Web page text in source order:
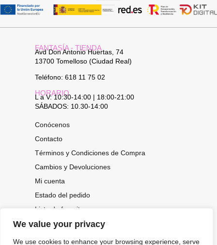
We value your privacy
We use cookies to enhance your browsing experience, serve
FANTASÍA - TIENDA
Avd Don Antonio Huertas, 74
13700 Tomelloso (Ciudad Real)
Teléfono: 618 11 75 02
HORARIO
L a V: 10:30-14:00 | 18:00-21:00
SÁBADOS: 10.30-14:00
Conócenos
Contacto
Términos y Condiciones de Compra
Cambios y Devoluciones
Mi cuenta
Estado del pedido
Lista de favoritos